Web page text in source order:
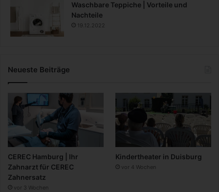
Waschbare Teppiche | Vorteile und
Nachteile
19.12.2022
Neueste Beiträge
CEREC Hamburg | Ihr
Zahnarzt für CEREC
Zahnersatz
vor 3 Wochen
Kindertheater in Duisburg
vor 4 Wochen